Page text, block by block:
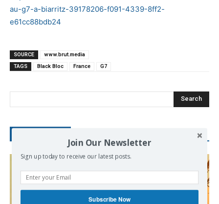
au-g7-a-biarritz-39178206-f091-4339-8ff2-
e61cc88bdb24
SOURCE
www.brut.media
TAGS
Black Bloc France G7
Search
Join Our Newsletter
Sign up today to receive our latest posts.
Subscribe Now